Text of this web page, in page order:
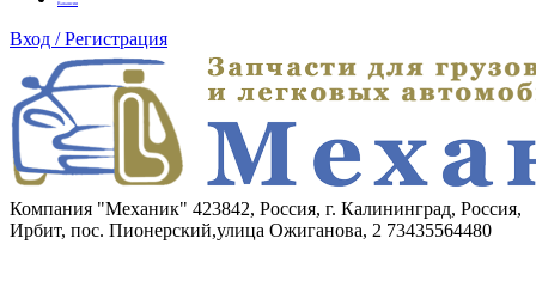
Вакансии
Вход / Регистрация
Компания "Механик" 423842, Россия, г. Калининград, Россия,
Ирбит, пос. Пионерский,улица Ожиганова, 2 73435564480